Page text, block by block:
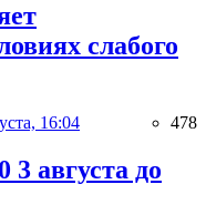
слабого
16:04 478
августа до